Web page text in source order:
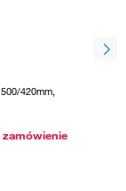
420mm,
zamówienie